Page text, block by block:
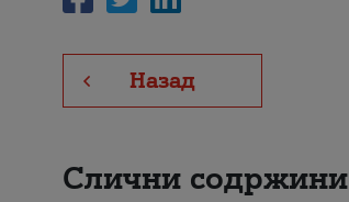
Назад
Слични содржини